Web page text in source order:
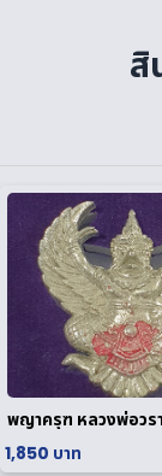
สิ
1,850 บาท